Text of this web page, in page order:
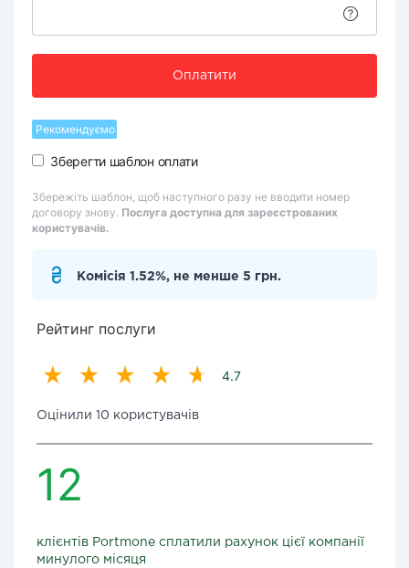
Оплатити
Рекомендуємо
Зберегти шаблон оплати
Збережіть шаблон, щоб наступного разу не вводити номер
договору знову. Послуга доступна для зареєстрованих
користувачів.
Комісія 1.52%, не менше 5 грн.
Рейтинг послуги
4.7
Оцінили 10 користувачів
12
клієнтів Portmone сплатили рахунок цієї компанії
минулого місяця